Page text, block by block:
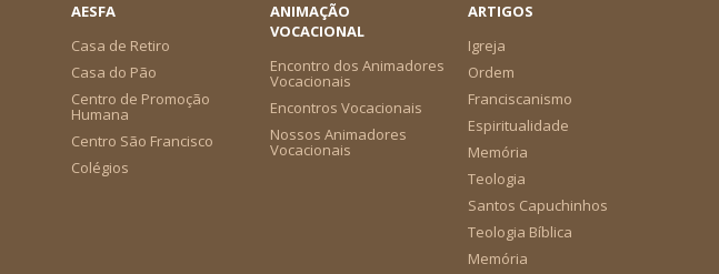
AESFA
Casa de Retiro
Casa do Pão
Centro de Promoção
Humana
Centro São Francisco
Colégios
ANIMAÇÃO
VOCACIONAL
Encontro dos Animadores
Vocacionais
Encontros Vocacionais
Nossos Animadores
Vocacionais
ARTIGOS
Igreja
Ordem
Franciscanismo
Espiritualidade
Memória
Teologia
Santos Capuchinhos
Teologia Bíblica
Memória